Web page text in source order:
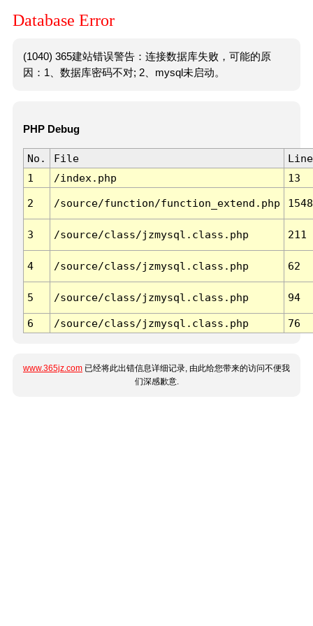
Database Error
(1040) 365建站错误警告：连接数据库失败，可能的原
因：1、数据库密码不对; 2、mysql未启动。
PHP Debug
No. File
Line
1
/index.php 13
2 /source/function/function_extend.php 1548
3 /source/class/jzmysql.class.php 211
4 /source/class/jzmysql.class.php 62
5 /source/class/jzmysql.class.php 94
6 /source/class/jzmysql.class.php 76
www.365jz.com 已经将此出错信息详细记录, 由此给您带来的访问不便我
们深感歉意.